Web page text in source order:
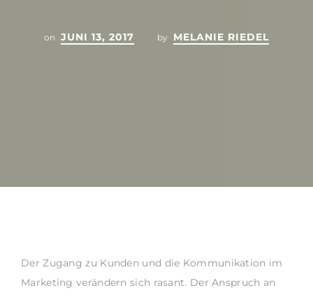
on JUNI 13, 2017 by MELANIE RIEDEL
Der Zugang zu Kunden und die Kommunikation im
Marketing verändern sich rasant. Der Anspruch an